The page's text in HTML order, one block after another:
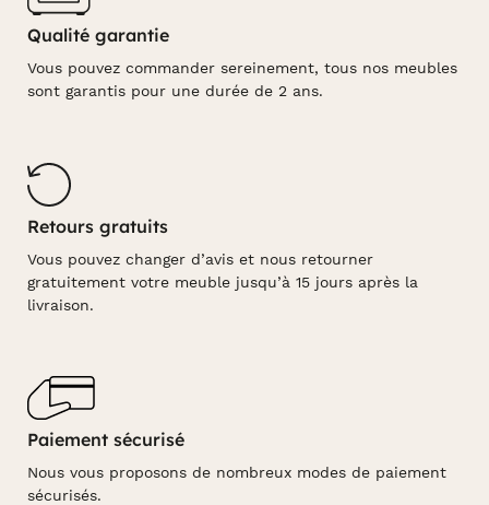
Qualité garantie
Vous pouvez commander sereinement, tous nos meubles
sont garantis pour une durée de 2 ans.
Retours gratuits
Vous pouvez changer d’avis et nous retourner
gratuitement votre meuble jusqu’à 15 jours après la
livraison.
Paiement sécurisé
Nous vous proposons de nombreux modes de paiement
sécurisés.